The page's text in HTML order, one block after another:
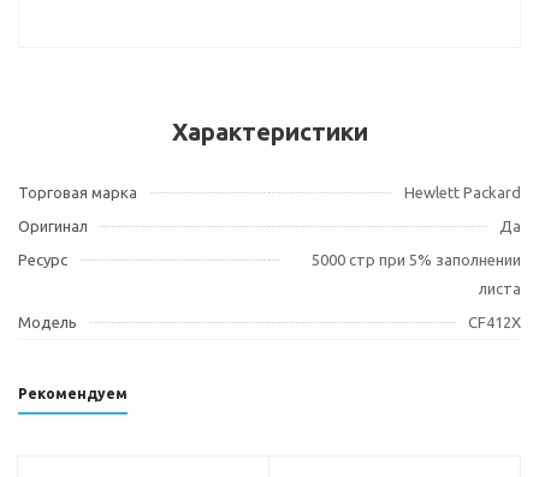
Характеристики
Торговая марка
Hewlett Packard
Оригинал
Да
Ресурс
5000 стр при 5% заполнении
листа
Модель
CF412X
Рекомендуем